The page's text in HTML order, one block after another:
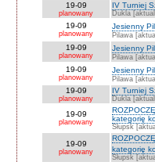
19-09
planowany
IV Turniej
Dukla
19-09
planowany
Jesienny
Pilawa
19-09
planowany
Jesienny
Pilawa
19-09
planowany
Jesienny
Pilawa
19-09
planowany
IV Turniej
Dukla
19-09
planowany
kategorię
Słupsk
19-09
planowany
kategorię
Słupsk